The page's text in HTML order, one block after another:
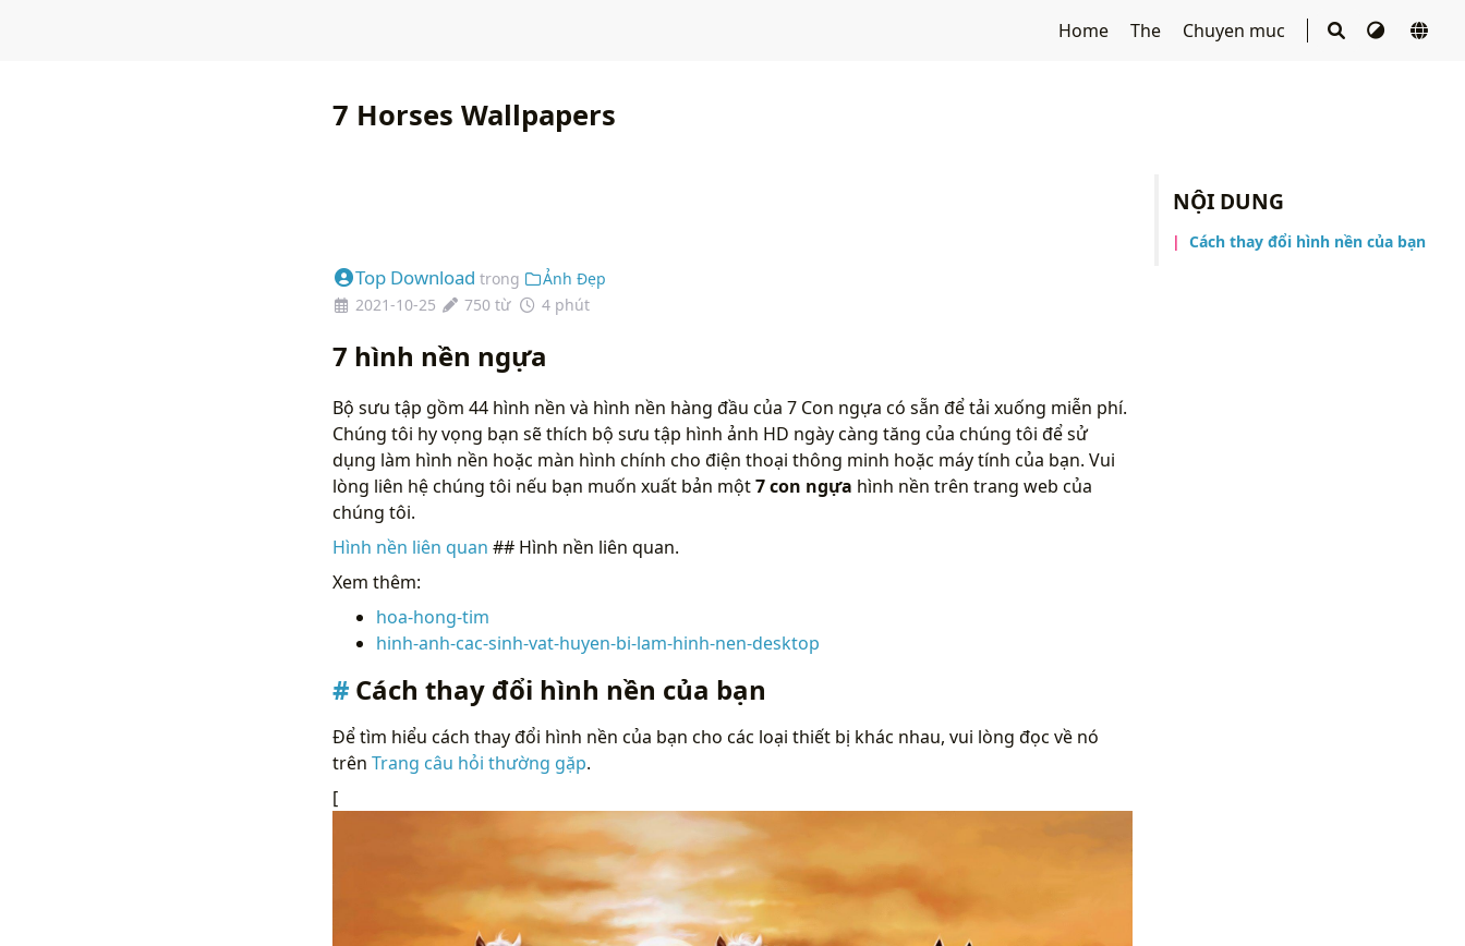
Home The Chuyen muc
NỘI DUNG
Cách thay đổi hình nền của bạn
7 Horses Wallpapers
Top Download trong
Ảnh Đẹp
2021-10-25
750 từ 4 phút
7 hình nền ngựa
Bộ sưu tập gồm 44 hình nền và hình nền hàng đầu của 7 Con ngựa có sẵn để tải xuống miễn phí.
Chúng tôi hy vọng bạn sẽ thích bộ sưu tập hình ảnh HD ngày càng tăng của chúng tôi để sử
dụng làm hình nền hoặc màn hình chính cho điện thoại thông minh hoặc máy tính của bạn. Vui
lòng liên hệ chúng tôi nếu bạn muốn xuất bản một7 con ngựa hình nền trên trang web của
chúng tôi.
Hình nền liên quan ## Hình nền liên quan.
Xem thêm:
hoa-hong-tim
hinh-anh-cac-sinh-vat-huyen-bi-lam-hinh-nen-desktop
Cách thay đổi hình nền của bạn
Để tìm hiểu cách thay đổi hình nền của bạn cho các loại thiết bị khác nhau, vui lòng đọc về nó
trên Trang câu hỏi thường gặp.
[